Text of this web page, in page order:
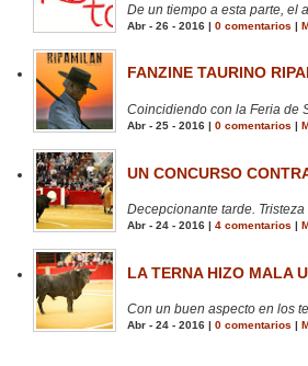
De un tiempo a esta parte, el
Abr - 26 - 2016 | 0 comentarios |
FANZINE TAURINO
Coincidiendo con la Feria de
Abr - 25 - 2016 | 0 comentarios |
UN CONCURSO
Decepcionante tarde.
Abr - 24 - 2016 | 4 comentarios |
LA TERNA HIZO MALA
Con un buen aspecto en los
Abr - 24 - 2016 | 0 comentarios